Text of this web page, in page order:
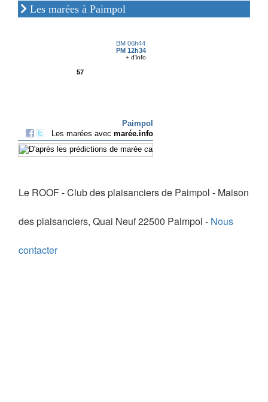
Les marées à Paimpol
Le ROOF - Club des plaisanciers de Paimpol - Maison
des plaisanciers, Quai Neuf 22500 Paimpol - Nous
contacter